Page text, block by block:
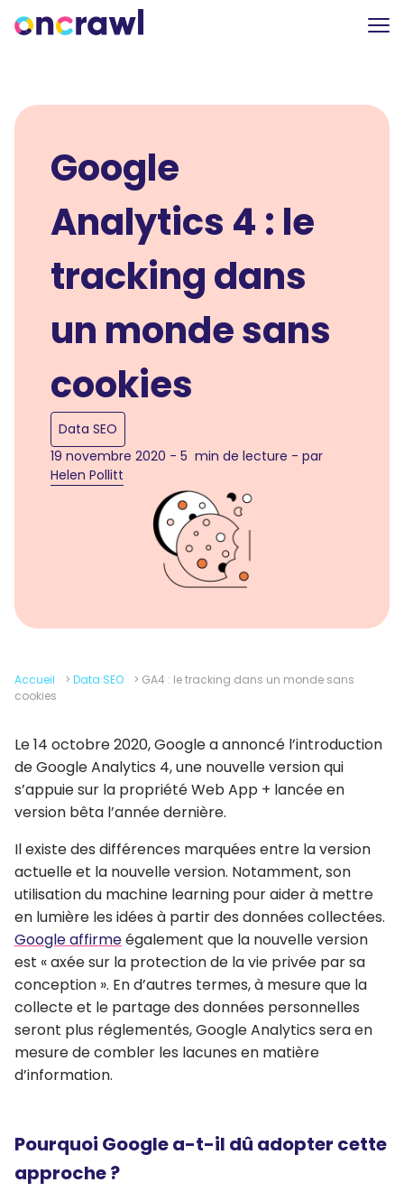
Google
Analytics 4 : le
tracking dans
un monde sans
cookies
Data SEO
19 novembre 2020 - 5 min de lecture - par
Helen Pollitt
Accueil > Data SEO > GA4 : le tracking dans un monde sans
cookies
Le 14 octobre 2020, Google a annoncé l’introduction
de Google Analytics 4, une nouvelle version qui
s’appuie sur la propriété Web App + lancée en
version bêta l’année dernière.
Il existe des différences marquées entre la version
actuelle et la nouvelle version. Notamment, son
utilisation du machine learning pour aider à mettre
en lumière les idées à partir des données collectées.
Google affirmeégalement que la nouvelle version
est « axée sur la protection de la vie privée par sa
conception ». En d’autres termes, à mesure que la
collecte et le partage des données personnelles
seront plus réglementés, Google Analytics sera en
mesure de combler les lacunes en matière
d’information.
Pourquoi Google a-t-il dû adopter cette
approche ?